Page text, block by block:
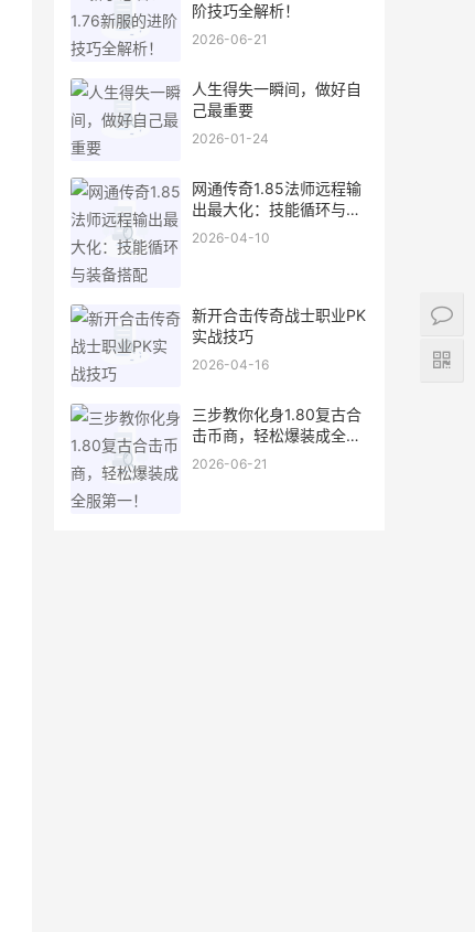
阶技巧全解析！
2026-06-21
人生得失一瞬间，做好自
己最重要
2026-01-24
网通传奇1.85法师远程输
出最大化：技能循环与装
备搭配
2026-04-10
新开合击传奇战士职业PK
实战技巧
2026-04-16
三步教你化身1.80复古合
击币商，轻松爆装成全服
第一！
2026-06-21